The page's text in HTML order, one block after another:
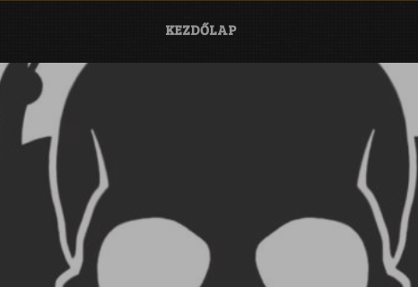
KEZDŐLAP